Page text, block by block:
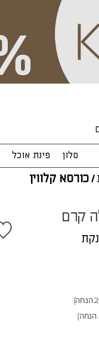
סלון פינת אוכל
/כורסא קלווין
קרם